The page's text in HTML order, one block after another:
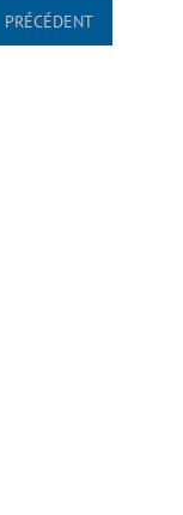
PRÉCÉDENT